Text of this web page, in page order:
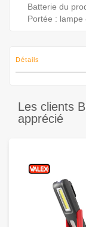
Batterie du
Portée : lampe
Détails
Les clients
apprécié